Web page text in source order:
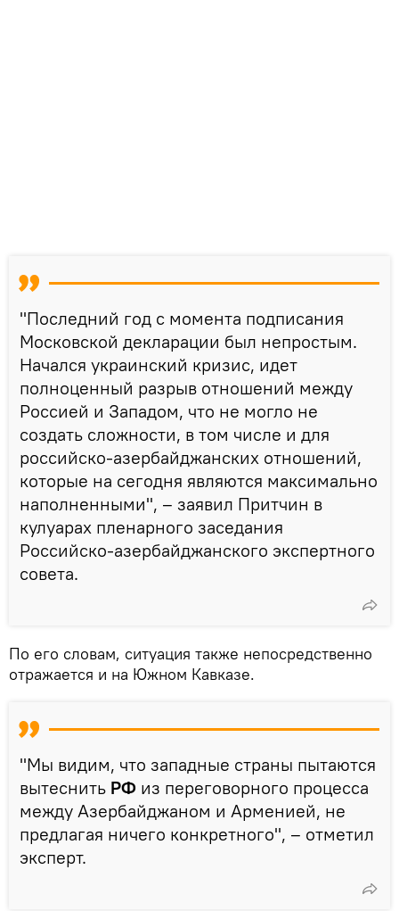
"Последний год с момента подписания
Московской декларации был непростым.
Начался украинский кризис, идет
полноценный разрыв отношений между
Россией и Западом, что не могло не
создать сложности, в том числе и для
российско-азербайджанских отношений,
которые на сегодня являются максимально
наполненными", – заявил Притчин в
кулуарах пленарного заседания
Российско-азербайджанского экспертного
совета.
По его словам, ситуация также непосредственно
отражается и на Южном Кавказе.
"Мы видим, что западные страны пытаются
вытеснить РФ из переговорного процесса
между Азербайджаном и Арменией, не
предлагая ничего конкретного", – отметил
эксперт.